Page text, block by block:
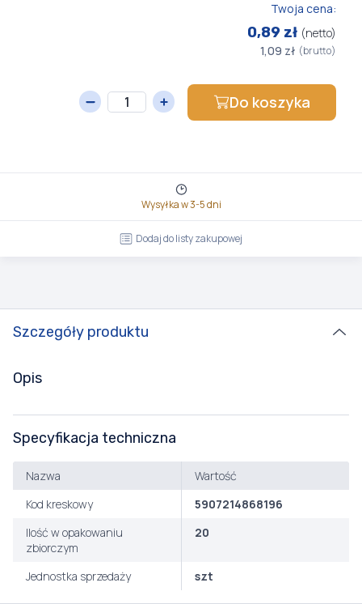
Twoja cena:
0,89 zł (netto)
1,09 zł (brutto)
Do koszyka
Wysyłka w 3-5 dni
Dodaj do listy zakupowej
Szczegóły produktu
Opis
Specyfikacja techniczna
Nazwa
Wartość
Kod kreskowy
5907214868196
Ilość w opakowaniu
zbiorczym
20
Jednostka sprzedaży szt